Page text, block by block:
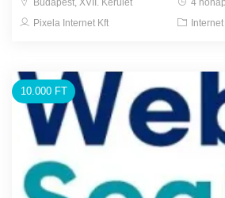
Budapest, XVII. Kerület
4
Pixela Internet Kft
10.000 FT